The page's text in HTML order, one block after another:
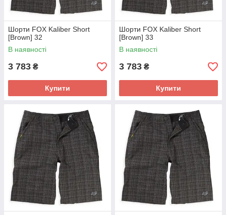
Шорти FOX Kaliber Short
[Brown] 32
В наявності
3 783 ₴
Купити
Шорти FOX Kaliber Short
[Brown] 33
В наявності
3 783 ₴
Купити